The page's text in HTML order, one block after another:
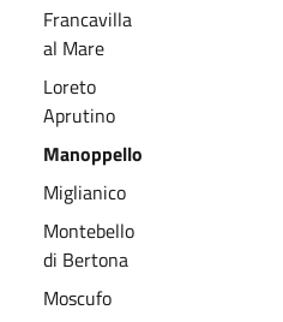
Francavilla
al Mare
Loreto
Aprutino
Manoppello
Miglianico
Montebello
di Bertona
Moscufo